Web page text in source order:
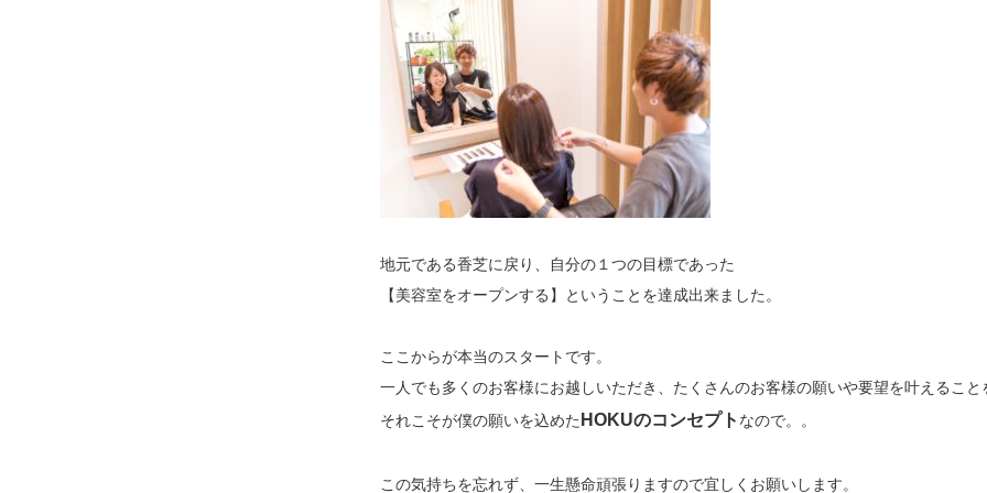
地元である香芝に戻り、自分の１つの目標であった
【美容室をオープンする】ということを達成出来ました。
ここからが本当のスタートです。
一人でも多くのお客様にお越しいただき、たくさんのお客様の願いや要望を叶えること
それこそが僕の願いを込めた HOKUのコンセプト なので。。
この気持ちを忘れず、一生懸命頑張りますので宜しくお願いします。